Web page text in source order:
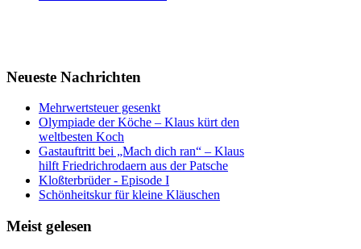
Neueste Nachrichten
Mehrwertsteuer gesenkt
Olympiade der Köche – Klaus kürt den
weltbesten Koch
Gastauftritt bei „Mach dich ran“ – Klaus
hilft Friedrichrodaern aus der Patsche
Kloßterbrüder - Episode I
Schönheitskur für kleine Kläuschen
Meist gelesen